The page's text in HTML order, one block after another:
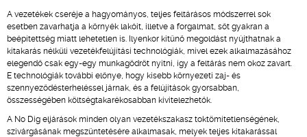
A vezetékek cseréje a hagyományos, teljes feltárásos módszerrel sok
esetben zavarhatja a környék lakóit, illetve a forgalmat, sőt gyakran a
beépítettség miatt lehetetlen is. Ilyenkor kitűnő megoldást nyújthatnak a
kitakarás nélküli vezetékfelújítási technológiák, mivel ezek alkalmazásához
elegendő csak egy-egy munkagödröt nyitni, így a feltárás nem okoz zavart.
E technológiák további előnye, hogy kisebb környezeti zaj- és
szennyeződésterheléssel járnak, és a felújítások gyorsabban,
összességében költségtakarékosabban kivitelezhetők.
A No Dig eljárások minden olyan vezetékszakasz toktömítetlenségének,
szivárgásának megszüntetésére alkalmasak, melyek teljes kitakarással